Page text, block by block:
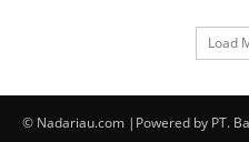
Load
© Nadariau.com |Powered by PT.